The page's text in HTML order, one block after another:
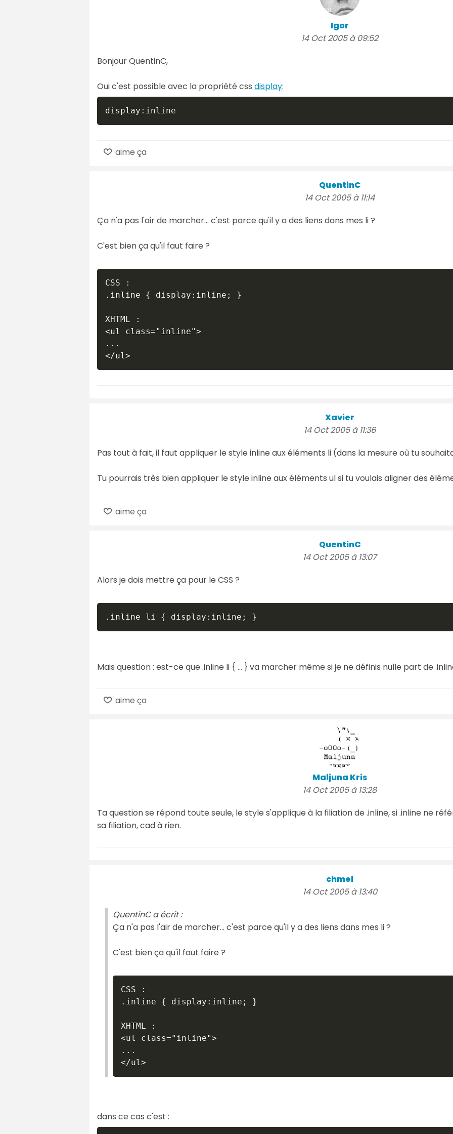
Igor
14 Oct 2005 à 09:52
Bonjour QuentinC,
Oui c'est possible avec la propriété css display:
display:inline
aime ça
QuentinC
14 Oct 2005 à 11:14
Ça n'a pas l'air de marcher... c'est parce qu'il y a des liens dans mes li ?
C'est bien ça qu'il faut faire ?
CSS :
.inline { display:inline; }
XHTML :
<ul class="inline">
...
Xavier
14 Oct 2005 à 11:36
Pas tout à fait, il faut appliquer le style inline aux éléments li (dans la mesure où tu
Tu pourrais très bien appliquer le style inline aux éléments ul si tu voulais aligner des
aime ça
QuentinC
14 Oct 2005 à 13:07
Alors je dois mettre ça pour le CSS ?
Mais question : est-ce que .inline li { ... } va marcher même si je ne définis nulle part de
aime ça
Maljuna Kris
14 Oct 2005 à 13:28
Ta question se répond toute seule, le style s'applique à la filiation de .inline, si .inline ne
sa filiation, cad à rien.
chmel
14 Oct 2005 à 13:40
QuentinC a écrit :
Ça n'a pas l'air de marcher... c'est parce qu'il y a des liens dans mes li ?
C'est bien ça qu'il faut faire ?
CSS :
.inline { display:inline; }
XHTML :
<ul class="inline">
...
dans ce cas c'est :